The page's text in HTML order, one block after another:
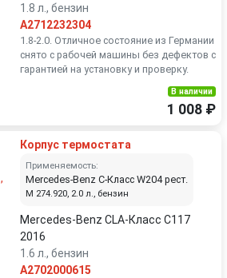
1.8 л., бензин
A2712232304
1.8-2.0. Отличное состояние из Германии
снято с рабочей машины без дефектов с
гарантией на установку и проверку.
В наличии
1 008 ₽
Корпус термостата
Применяемость:
Mercedes-Benz C-Класс W204 рест.
M 274.920, 2.0 л., бензин
Mercedes-Benz CLA-Класс C117
2016
1.6 л., бензин
A2702000615